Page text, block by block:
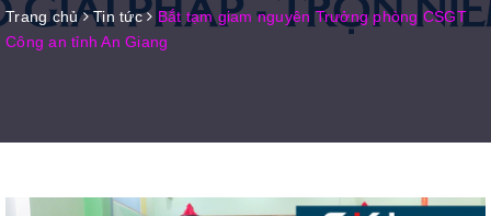
Trang chủ Tin tức
Bắt tạm giam nguyên Trưởng phòng CSGT
Công an tỉnh An Giang